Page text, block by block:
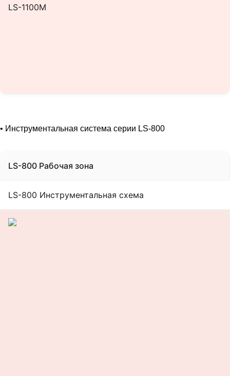
LS-1100M
• Инструментальная система серии LS-800
LS-800 Рабочая зона
LS-800 Инструментальная схема